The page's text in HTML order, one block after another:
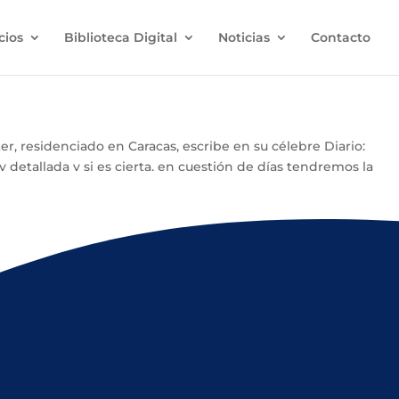
Biblioteca Digital Noticias Contacto
residenciado en Caracas, escribe en su célebre Diario:
y si es cierta, en cuestión de días tendremos la